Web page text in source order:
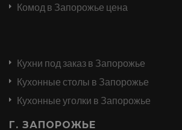
Комод в Запорожье цена
Кухни под заказ в Запорожье
Кухонные столы в Запорожье
Кухонные уголки в Запорожье
Г. ЗАПОРОЖЬЕ